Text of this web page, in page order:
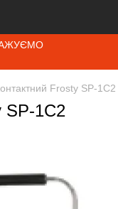
Frosty SP-1C2
SP-1C2